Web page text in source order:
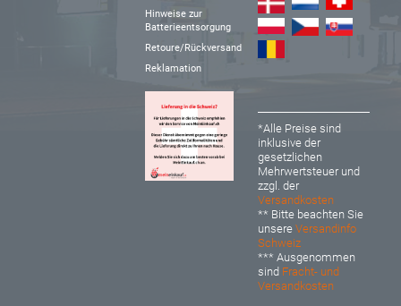
Hinweise zur
Batterieentsorgung
Retoure/Rückversand
Reklamation
*Alle Preise sind
inklusive der
gesetzlichen
Mehrwertsteuer und
zzgl. der
Versandkosten
** Bitte beachten Sie
unsereVersandinfo
Schweiz
*** Ausgenommen
sind Fracht- und
Versandkosten